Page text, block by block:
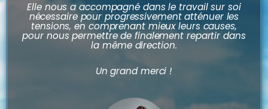
Elle nous a accompagné dans le travail sur soi
nécessaire pour progressivement atténuer les
tensions, en comprenant mieux leurs causes,
pour nous permettre de finalement repartir dans
la même direction.
Un grand merci !